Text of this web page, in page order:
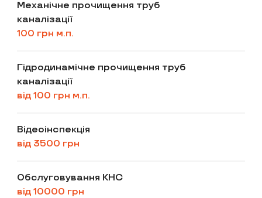
Механічне прочищення труб
каналізації
100 грн м.п.
Гідродинамічне прочищення труб
каналізації
від 100 грн м.п.
Відеоінспекція
від 3500 грн
Обслуговування КНС
від 10000 грн